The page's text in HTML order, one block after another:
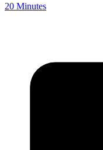
20 Minutes